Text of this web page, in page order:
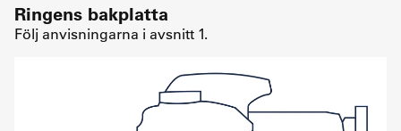
Ringens bakplatta
Följ anvisningarna i avsnitt 1.